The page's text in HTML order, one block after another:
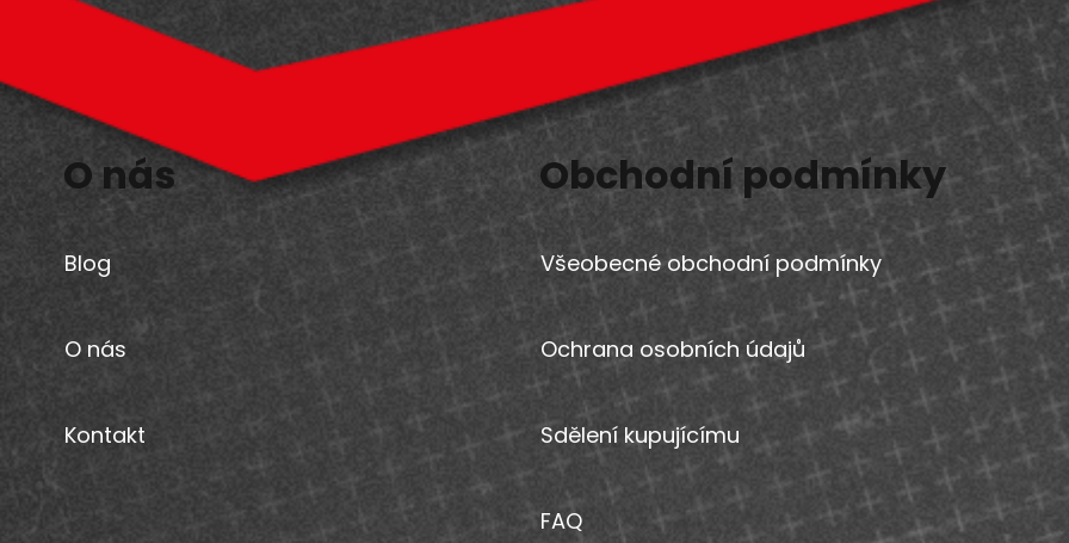
O nás
Blog
O nás
Kontakt
Obchodní podmínky
Všeobecné obchodní podmínky
Ochrana osobních údajů
Sdělení kupujícímu
FAQ